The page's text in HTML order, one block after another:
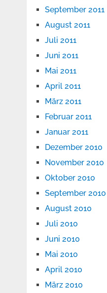
September 2011
August 2011
Juli 2011
Juni 2011
Mai 2011
April 2011
März 2011
Februar 2011
Januar 2011
Dezember 2010
November 2010
Oktober 2010
September 2010
August 2010
Juli 2010
Juni 2010
Mai 2010
April 2010
März 2010